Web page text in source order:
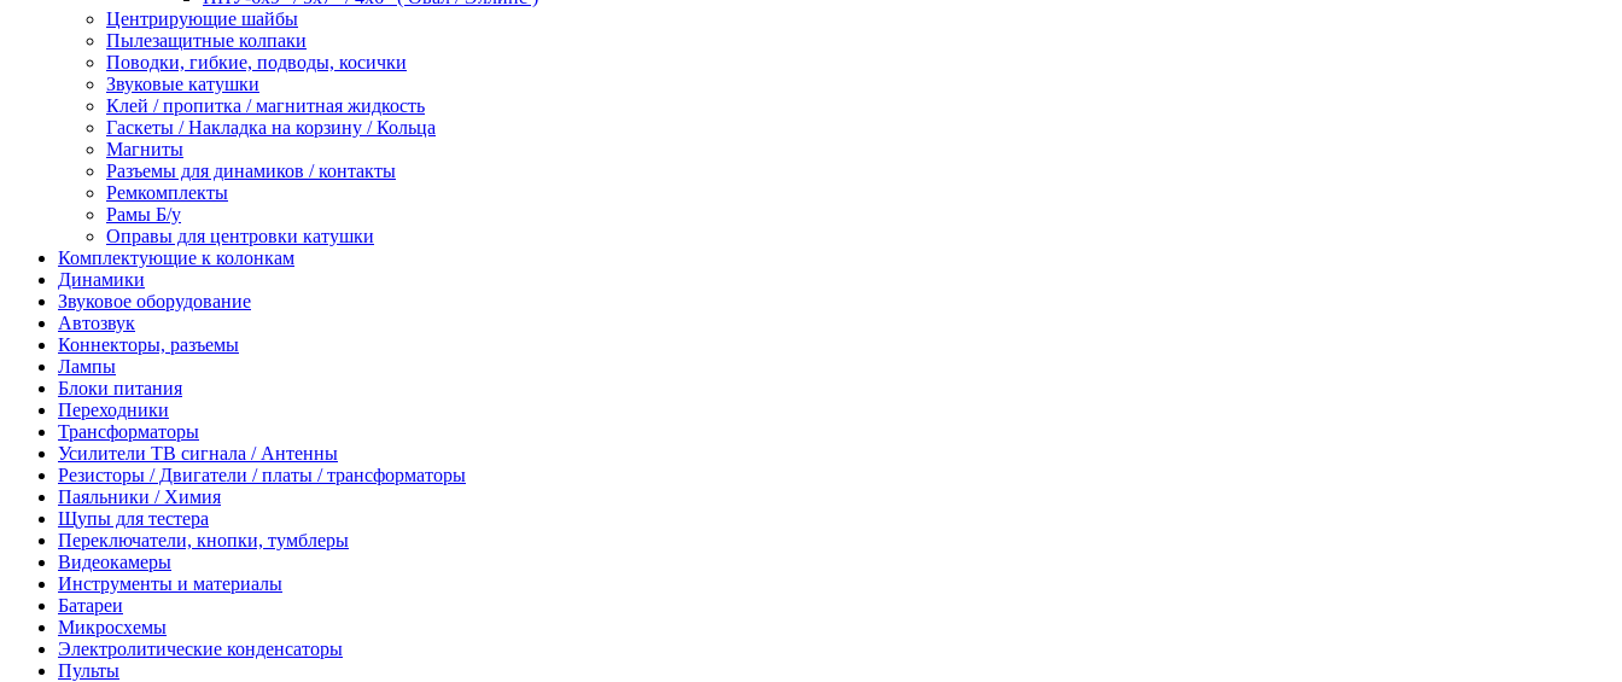
Центрирующие шайбы
Пылезащитные колпаки
Поводки, гибкие, подводы, косички
Звуковые катушки
Клей / пропитка / магнитная жидкость
Гаскеты / Накладка на корзину / Кольца
Магниты
Разъемы для динамиков / контакты
Ремкомплекты
Рамы Б/у
Оправы для центровки катушки
Комплектующие к колонкам
Динамики
Звуковое оборудование
Автозвук
Коннекторы, разъемы
Лампы
Блоки питания
Переходники
Трансформаторы
Усилители ТВ сигнала / Антенны
Резисторы / Двигатели / платы / трансформаторы
Паяльники / Химия
Щупы для тестера
Переключатели, кнопки, тумблеры
Видеокамеры
Инструменты и материалы
Батареи
Микросхемы
Электролитические конденсаторы
Пульты